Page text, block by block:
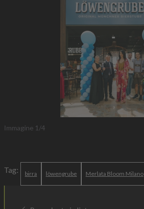
Immagine 1 /4
Tag: birra löwengrube Merlata Bloom Milano